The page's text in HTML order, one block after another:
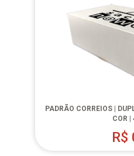
PADRÃO CORREIOS |
COR |
R$